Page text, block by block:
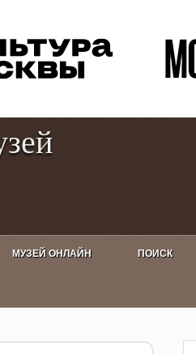
МУЗЕЙ ОНЛАЙН ПОИСК